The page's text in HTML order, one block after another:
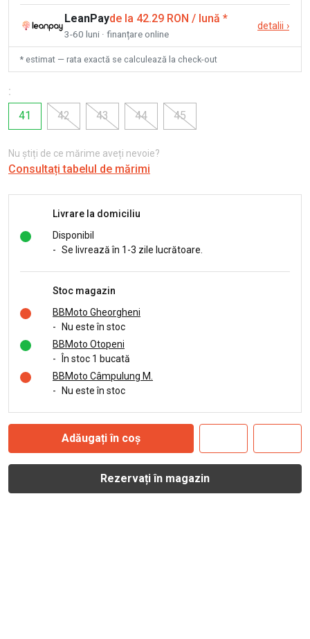
LeanPayde la 42.29 RON / lună *
3-60 luni · finanțare online
detalii ›
* estimat — rata exactă se calculează la check-out
:
41
42 43 44 45
Nu știți de ce mărime aveți nevoie?
Consultați tabelul de mărimi
Livrare la domiciliu
Disponibil
- Se livrează în 1-3 zile lucrătoare.
Stoc magazin
BBMoto Gheorgheni
-
Nu este în stoc
BBMoto Otopeni
-
În stoc 1 bucată
BBMoto Câmpulung M.
-
Nu este în stoc
Adăugați în coș
Rezervați în magazin